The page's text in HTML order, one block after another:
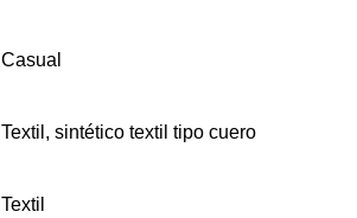
Casual
Textil, sintético textil tipo cuero
Textil